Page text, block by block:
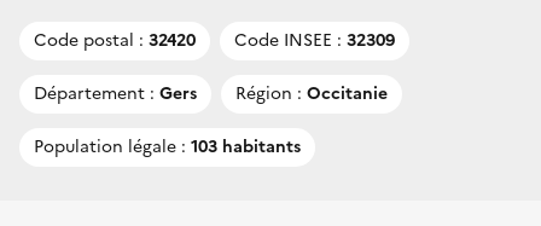
Code postal : 32420 Code INSEE : 32309
Département : Gers Région : Occitanie
Population légale : 103 habitants